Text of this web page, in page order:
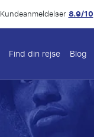
Kundeanmeldelser8.9/10
Find din rejse Blog